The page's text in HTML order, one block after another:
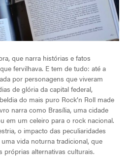
que narra histórias e fatos
fervilhava. E tem de tudo: até a
por personagens que viveram
de glória da capital federal,
do mais puro Rock’n Roll made
narra como Brasília, uma cidade
em um celeiro para o rock nacional.
o impacto das peculiaridades
vida noturna tradicional, que
próprias alternativas culturais.